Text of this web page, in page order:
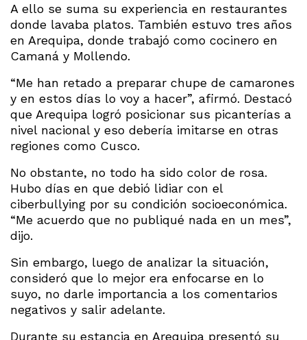
A ello se suma su experiencia en restaurantes
donde lavaba platos. También estuvo tres años
en Arequipa, donde trabajó como cocinero en
Camaná y Mollendo.
“Me han retado a preparar chupe de camarones
y en estos días lo voy a hacer”, afirmó. Destacó
que Arequipa logró posicionar sus picanterías a
nivel nacional y eso debería imitarse en otras
regiones como Cusco.
No obstante, no todo ha sido color de rosa.
Hubo días en que debió lidiar con el
ciberbullying por su condición socioeconómica.
“Me acuerdo que no publiqué nada en un mes”,
dijo.
Sin embargo, luego de analizar la situación,
consideró que lo mejor era enfocarse en lo
suyo, no darle importancia a los comentarios
negativos y salir adelante.
Durante su estancia en Arequipa presentó su